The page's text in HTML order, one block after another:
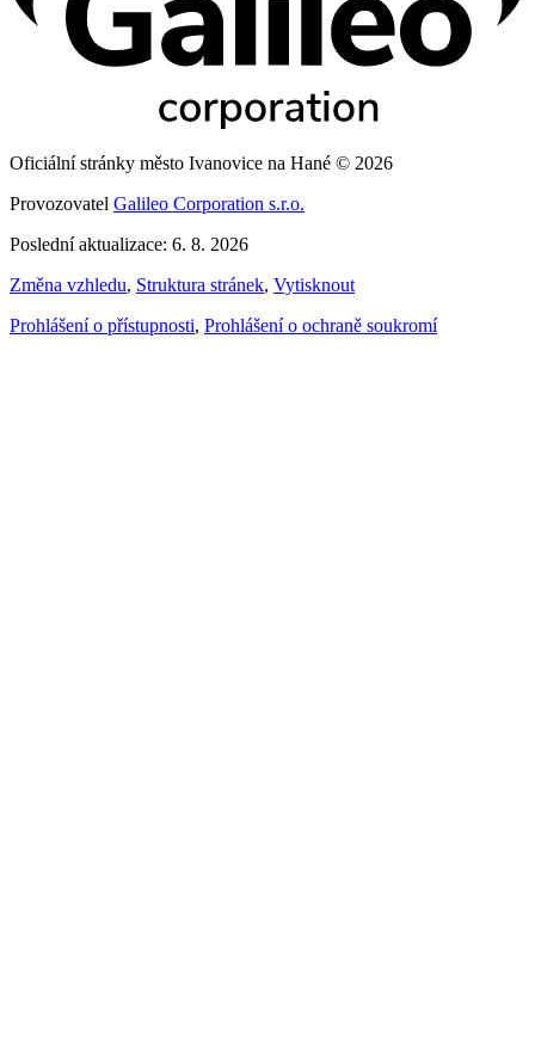
Oficiální stránky město Ivanovice na Hané © 2026
Provozovatel Galileo Corporation s.r.o.
Poslední aktualizace: 6. 8. 2026
Změna vzhledu, Struktura stránek, Vytisknout
Prohlášení o přístupnosti, Prohlášení o ochraně soukromí